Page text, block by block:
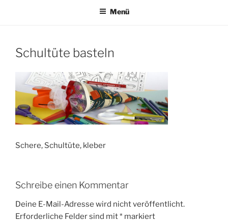
Menü
Schultüte basteln
Schere, Schultüte, kleber
Schreibe einen Kommentar
Deine E-Mail-Adresse wird nicht veröffentlicht.
Erforderliche Felder sind mit* markiert